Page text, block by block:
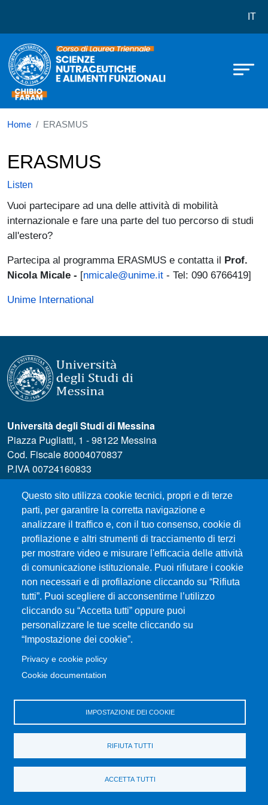
Corso di laurea in Scienze IT
Home ERASMUS
ERASMUS
Listen
Vuoi partecipare ad una delle attività di mobilità
internazionale e fare una parte del tuo percorso di studi
all'estero?
Partecipa al programma ERASMUS e contatta il Prof.
Nicola Micale - [nmicale@unime.it - Tel: 090 6766419]
Unime International
Questo sito utilizza cookie tecnici, propri e di terze
parti, per garantire la corretta navigazione e
analizzare il traffico e, con il tuo consenso, cookie di
profilazione e altri strumenti di tracciamento di terzi
per mostrare video e misurare l'efficacia delle attività
di comunicazione istituzionale. Puoi rifiutare i cookie
non necessari e di profilazione cliccando su “Rifiuta
tutti”. Puoi scegliere di acconsentirne l’utilizzo
cliccando su “Accetta tutti” oppure puoi
personalizzare le tue scelte cliccando su
“Impostazione dei cookie”.
Privacy e cookie policy
Cookie documentation
IMPOSTAZIONE DEI COOKIE
RIFIUTA TUTTI
ACCETTA TUTTI
Università degli Studi di Messina
Piazza Pugliatti, 1 - 98122 Messina
Cod. Fiscale 80004070837
P.IVA 00724160833
Centralino: 090 676 1
MENÙ SOCIAL
MENÙ FOOTER 1
Accessibility statement
Modulistica
Dove ci trovi
ERASMUS
Prenotazione Aule e Laboratori Didattici
Orientamento
Studenti UNIME
Change your mind on cookies
Parti Sociali
Valutazione della Didattica
Home Dipartimento